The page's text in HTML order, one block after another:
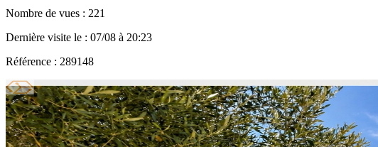
Nombre de vues : 221
Dernière visite le : 07/08 à 20:23
Référence : 289148